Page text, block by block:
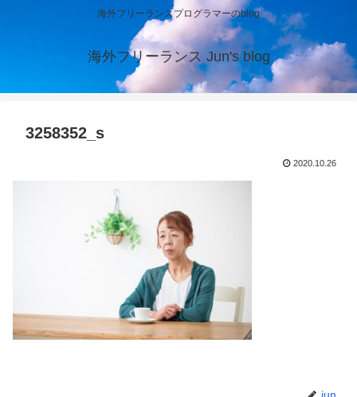
海外フリーランスプログラマーのblog
海外フリーランス Jun's blog
3258352_s
2020.10.26